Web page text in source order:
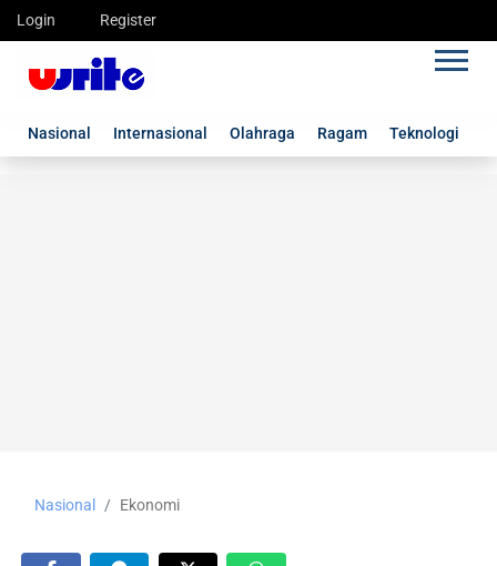
Login Register
Nasional Internasional Olahraga Ragam Teknologi
Nasional Ekonomi